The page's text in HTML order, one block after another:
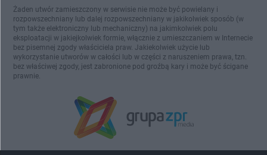
Żaden utwór zamieszczony w serwisie nie może być powielany i
rozpowszechniany lub dalej rozpowszechniany w jakikolwiek sposób (w
tym także elektroniczny lub mechaniczny) na jakimkolwiek polu
eksploatacji w jakiejkolwiek formie, włącznie z umieszczaniem w Internecie
bez pisemnej zgody właściciela praw. Jakiekolwiek użycie lub
wykorzystanie utworów w całości lub w części z naruszeniem prawa, tzn.
bez właściwej zgody, jest zabronione pod groźbą kary i może być ścigane
prawnie.